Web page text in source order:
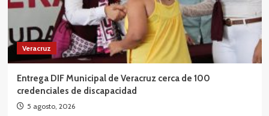
Veracruz
Entrega DIF Municipal de Veracruz cerca de 100
credenciales de discapacidad
5 agosto, 2026